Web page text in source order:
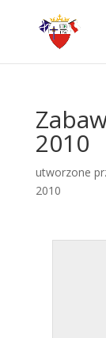
2010
utworzone
2010